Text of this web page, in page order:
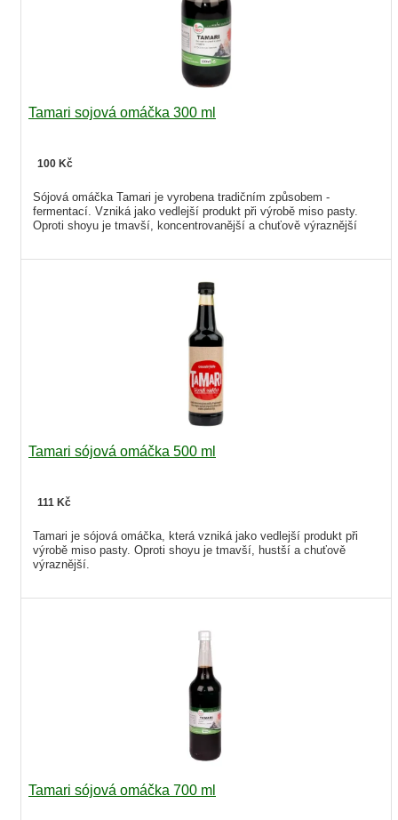
Tamari sojová omáčka 300 ml
100 Kč
Sójová omáčka Tamari je vyrobena tradičním způsobem -
fermentací. Vzniká jako vedlejší produkt při výrobě miso pasty.
Oproti shoyu je tmavší, koncentrovanější a chuťově výraznější
Tamari sójová omáčka 500 ml
111 Kč
Tamari je sójová omáčka, která vzniká jako vedlejší produkt při
výrobě miso pasty. Oproti shoyu je tmavší, hustší a chuťově
výraznější.
Tamari sójová omáčka 700 ml